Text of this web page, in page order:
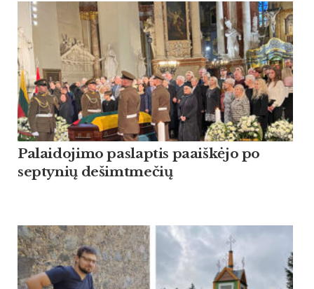
Palaidojimo paslaptis paaiškėjo po
septynių dešimtmečių